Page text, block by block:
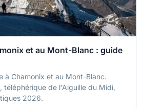
et au Mont-Blanc : guide
à Chamonix et au Mont-Blanc.
téléphérique de l'Aiguille du Midi,
2026.